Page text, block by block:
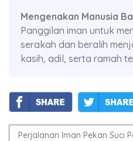
Mengenakan Manusia
Panggilan iman untuk
serakah dan beralih
kasih, adil, serta ramah
Perjalanan Iman Pekan Suci